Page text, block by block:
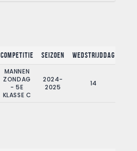
Competitie Seizoen Wedstrijddag
MANNEN
ZONDAG
- 5E
KLASSE C
2024-
2025
14